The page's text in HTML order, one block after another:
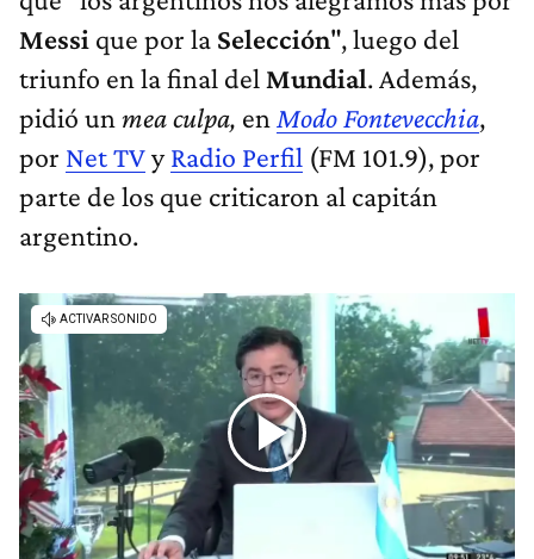
Messi que por la Selección", luego del
triunfo en la final del Mundial. Además,
pidió un mea culpa, en Modo Fontevecchia,
por Net TVyRadio Perfil (FM 101.9),por
parte de los que criticaron al capitán
argentino.